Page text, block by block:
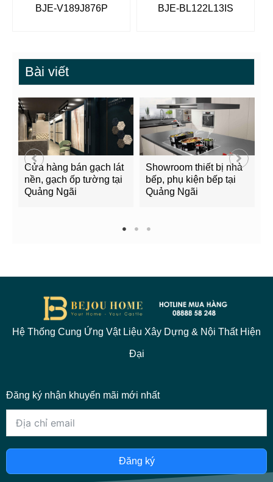
BJE-V189J876P BJE-BL122L13IS
Bài viết
Cửa hàng bán gạch lát
nền, gạch ốp tường tại
Quảng Ngãi
Showroom thiết bị nhà
bếp, phụ kiện bếp tại
Quảng Ngãi
1 2 3
Hệ Thống Cung Ứng Vật Liệu Xây Dựng & Nội Thất Hiện
Đại
Đăng ký nhận khuyến mãi mới nhất
Đăng ký